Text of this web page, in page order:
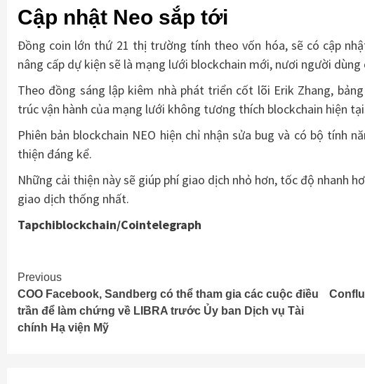
Cập nhật Neo sắp tới
Đồng coin lớn thứ 21 thị trường tính theo vốn hóa, sẽ có cập
nâng cấp dự kiện sẽ là mạng lưới blockchain mới, nươi người
Theo đồng sáng lập kiêm nhà phát triển cốt lõi Erik Zhang,
trúc vận hành của mạng lưới không tương thích blockchain hiện
Phiên bản blockchain NEO hiện chỉ nhận sửa bug và có bộ tính
thiện đáng kể.
Những cải thiện này sẽ giúp phí giao dịch nhỏ hơn, tốc độ nhanh
giao dịch thống nhất.
Tapchiblockchain/Cointelegraph
Continue
Reading
Previous
COO Facebook, Sandberg có thể tham gia các cuộc điều
trần để làm chứng về LIBRA trước Ủy ban Dịch vụ Tài
chính Hạ viện Mỹ